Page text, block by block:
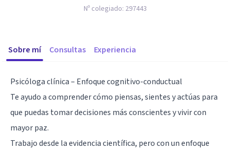
Nº colegiado: 297443
Sobre mí Consultas Experiencia
Psicóloga clínica – Enfoque cognitivo-conductual
Te ayudo a comprender cómo piensas, sientes y actúas para
que puedas tomar decisiones más conscientes y vivir con
mayor paz.
Trabajo desde la evidencia científica, pero con un enfoque